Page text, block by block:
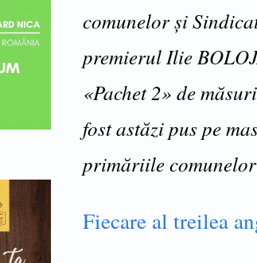
comunelor și
premierul Ilie
«Pachet 2» de
fost astăzi pus pe
primăriile
Fiecare al treilea